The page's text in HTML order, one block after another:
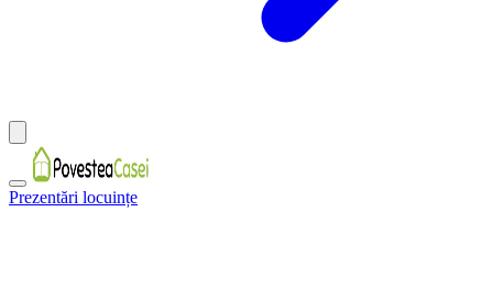
Prezentări locuințe